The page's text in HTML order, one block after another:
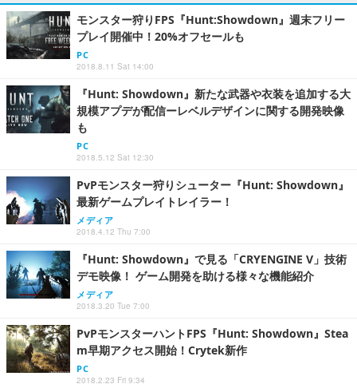
モンスター狩りFPS『Hunt:Showdown』週末フリー
プレイ開催中！20%オフセールも
PC
2018.8.11 Sat 14:00
『Hunt: Showdown』新たな武器や衣装を追加する大
規模アプデが配信ーレベルデザインに関する開発映像
も
PC
2018.5.12 Sat 12:30
PvPモンスター狩りシューター『Hunt: Showdown』
最新ゲームプレイトレイラー！
メディア
2018.4.12 Thu 7:00
『Hunt: Showdown』で見る「CRYENGINE V」技術
デモ映像！ ゲーム開発を助ける様々な機能紹介
メディア
2018.3.20 Tue 7:00
PvPモンスターハントFPS『Hunt: Showdown』Stea
m早期アクセス開始！Crytek新作
PC
2018.2.23 Fri 9:34